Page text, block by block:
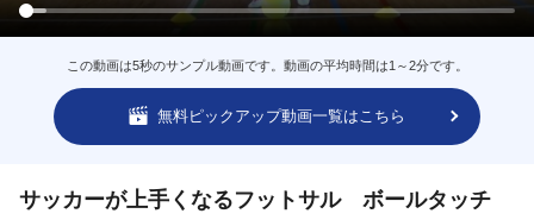
この動画は5秒のサンプル動画です。動画の平均時間は1～2分です。
無料ピックアップ動画一覧はこちら
サッカーが上手くなるフットサル ボールタッチ